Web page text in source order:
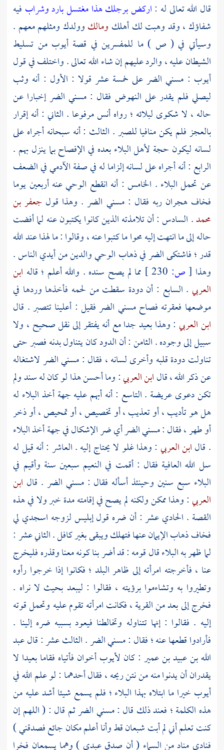
قال الله تعالى له :اركض برجلك هذا مغتسل بارد وشراب فيه
شفاؤك ، وقد وهبت لك أهلك ومالكوولدك ومثلهم معهم .
وسيأتي في ( ص ) ما للمفسرين في قصة أيوبمن تسليط
الشيطان عليه ، والرد عليهم إن شاء الله تعالى . واختلف في قول
أيوب : مسني الضر على خمسة عشر قولا : الأول : أنه وثب
ليصلي فلم يقدر على النهوض فقال : مسني الضر إخبارا عن
حاله ، لا شكوى لبلائه ؛ رواهأنسمرفوعا . الثاني : أنه إقرار
بالعجز فلم يكن منافيا للصبر . الثالث : أنه سبحانه أجراه على
لسانه ليكون حجة لأهل البلاء بعده في الإفصاح بما ينزل بهم .
الرابع : أنه أجراه على لسانه إلزاما له في صفة الآدمي في الضعف
عن تحمل البلاء . الخامس : أنه انقطع الوحي عنه أربعين يوما
فخاف هجران ربه فقال : مسني الضر . وهذا قول جعفر بن
محمد. السادس : أن تلامذته الذين كانوا يكتبون عنه لما أفضت
حاله إلى ما انتهت إليه محوا ما كتبوا عنه ، وقالوا : ما لهذا عند الله
قدر ؛ فاشتكى الضر في ذهاب الوحي والدين من أيدي الناس .
وهذا [ص: مما لم يصح سنده . والله أعلم ؛ قاله ابن
العربي . السابع : أن دودة سقطت من لحمه فأخذها وردها في
موضعها فعقرته فصاح مسني الضر فقيل : أعلينا تتصبر . قال
ابن العربي : وهذا بعيد جدا مع أنه يفتقر إلى نقل صحيح ، ولا
سبيل إلى وجوده . الثامن : أن الدود كان يتناول بدنه فصبر حتى
تناولت دودة قلبه وأخرى لسانه ، فقال : مسني الضر لاشتغاله
عن ذكر الله ، قالابن العربي: وما أحسن هذا لو كان له سند ولم
تكن دعوى عريضة . التاسع : أنه أبهم عليه جهة أخذ البلاء له
هل هو تأديب ، أو تعذيب ، أو تخصيص ، أو تمحيص ، أو ذخر
أو طهر ، فقال : مسني الضر أي ضر الإشكال في جهة أخذ البلاء
. قالابن العربي : وهذا غلو لا يحتاج إليه . العاشر : أنه قيل له
سل الله العافية فقال : أقمت في النعيم سبعين سنة وأقيم في
البلاء سبع سنين وحينئذ أسأله فقال : مسني الضر . قال ابن
العربي: وهذا ممكن ولكنه لم يصح في إقامته مدة خبر ولا في هذه
القصة . الحادي عشر : أن ضره قول إبليس لزوجه اسجدي لي
فخاف ذهاب الإيمان عنها فتهلك ويبقى بغير كافل . الثاني عشر :
لما ظهر به البلاء قال قومه : قد أضر بنا كونه معنا وقذره فليخرج
عنا ، فأخرجته امرأته إلى ظاهر البلد ؛ فكانوا إذا خرجوا رأوه
وتطيروا به وتشاءموا برؤيته ، فقالوا : ليبعد بحيث لا نراه .
فخرج إلى بعد من القرية ، فكانت امرأته تقوم عليه وتحمل قوته
إليه . فقالوا : إنها تتناوله وتخالطنا فيعود بسببه ضره إلينا .
فأرادوا قطعها عنه ؛ فقال : مسني الضر . الثالث عشر : قالعبد
الله بن عبيد بن عمير : كان لأيوبأخوان فأتياه فقاما بعيدا لا
يقدران أن يدنوا منه من نتن ريحه ، فقال أحدهما : لو علم الله في
أيوب خيرا ما ابتلاه بهذا البلاء ؛ فلم يسمع شيئا أشد عليه من
هذه الكلمة ؛ فعند ذلك قال : مسني الضر ثم قال : ( اللهم إن
كنت تعلم أني لم أبت شبعان قط وأنا أعلم مكان جائع فصدقني )
فنادى مناد من السماء ( أن صدق عبدي ) وهما يسمعان فخرا